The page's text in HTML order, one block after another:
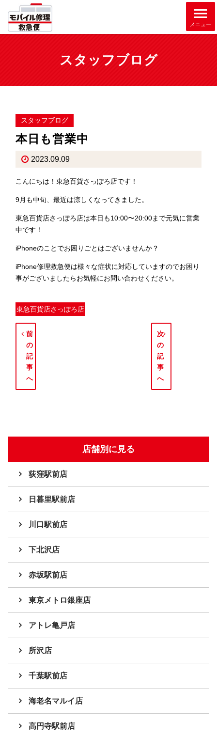
メニュー
スタッフブログ
スタッフブログ
本日も営業中
2023.09.09
こんにちは！東急百貨さっぽろ店です！
9月も中旬、最近は涼しくなってきました。
東急百貨店さっぽろ店は本日も10:00〜20:00まで元気に営業
中です！
iPhoneのことでお困りごとはございませんか？
iPhone修理救急便は様々な症状に対応していますのでお困り
事がございましたらお気軽にお問い合わせください。
東急百貨店さっぽろ店
前
の
記
事
へ
次
の
記
事
へ
店舗別に見る
荻窪駅前店
日暮里駅前店
川口駅前店
下北沢店
赤坂駅前店
東京メトロ銀座店
アトレ亀戸店
所沢店
千葉駅前店
海老名マルイ店
高円寺駅前店